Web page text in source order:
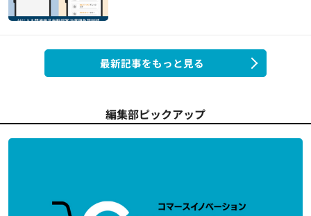
最新記事をもっと見る
編集部ピックアップ